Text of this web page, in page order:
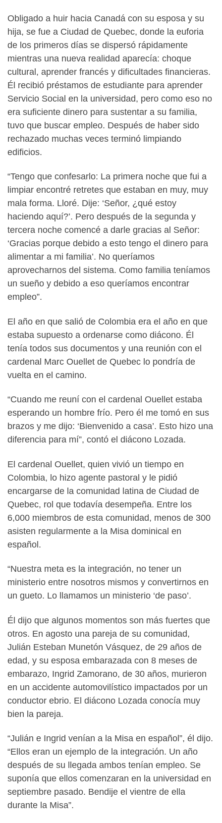
Obligado a huir hacia Canadá con su esposa y su
hija, se fue a Ciudad de Quebec, donde la euforia
de los primeros días se dispersó rápidamente
mientras una nueva realidad aparecía: choque
cultural, aprender francés y dificultades financieras.
Él recibió préstamos de estudiante para aprender
Servicio Social en la universidad, pero como eso no
era suficiente dinero para sustentar a su familia,
tuvo que buscar empleo. Después de haber sido
rechazado muchas veces terminó limpiando
edificios.
“Tengo que confesarlo: La primera noche que fui a
limpiar encontré retretes que estaban en muy, muy
mala forma. Lloré. Dije: ‘Señor, ¿qué estoy
haciendo aquí?’. Pero después de la segunda y
tercera noche comencé a darle gracias al Señor:
‘Gracias porque debido a esto tengo el dinero para
alimentar a mi familia’. No queríamos
aprovecharnos del sistema. Como familia teníamos
un sueño y debido a eso queríamos encontrar
empleo”.
El año en que salió de Colombia era el año en que
estaba supuesto a ordenarse como diácono. Él
tenía todos sus documentos y una reunión con el
cardenal Marc Ouellet de Quebec lo pondría de
vuelta en el camino.
“Cuando me reuní con el cardenal Ouellet estaba
esperando un hombre frío. Pero él me tomó en sus
brazos y me dijo: ‘Bienvenido a casa’. Esto hizo una
diferencia para mí”, contó el diácono Lozada.
El cardenal Ouellet, quien vivió un tiempo en
Colombia, lo hizo agente pastoral y le pidió
encargarse de la comunidad latina de Ciudad de
Quebec, rol que todavía desempeña. Entre los
6,000 miembros de esta comunidad, menos de 300
asisten regularmente a la Misa dominical en
español.
“Nuestra meta es la integración, no tener un
ministerio entre nosotros mismos y convertirnos en
un gueto. Lo llamamos un ministerio ‘de paso’.
Él dijo que algunos momentos son más fuertes que
otros. En agosto una pareja de su comunidad,
Julián Esteban Munetón Vásquez, de 29 años de
edad, y su esposa embarazada con 8 meses de
embarazo, Ingrid Zamorano, de 30 años, murieron
en un accidente automovilístico impactados por un
conductor ebrio. El diácono Lozada conocía muy
bien la pareja.
“Julián e Ingrid venían a la Misa en español”, él dijo.
“Ellos eran un ejemplo de la integración. Un año
después de su llegada ambos tenían empleo. Se
suponía que ellos comenzaran en la universidad en
septiembre pasado. Bendije el vientre de ella
durante la Misa”.